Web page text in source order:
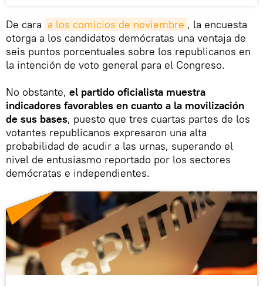
De cara a los comicios de noviembre , la encuesta
otorga a los candidatos demócratas una ventaja de
seis puntos porcentuales sobre los republicanos en
la intención de voto general para el Congreso.
No obstante, el partido oficialista muestra
indicadores favorables en cuanto a la movilización
de sus bases, puesto que tres cuartas partes de los
votantes republicanos expresaron una alta
probabilidad de acudir a las urnas, superando el
nivel de entusiasmo reportado por los sectores
demócratas e independientes.